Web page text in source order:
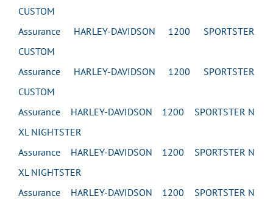
CUSTOM
Assurance HARLEY-DAVIDSON 1200 SPORTSTER
CUSTOM
Assurance HARLEY-DAVIDSON 1200 SPORTSTER
CUSTOM
Assurance HARLEY-DAVIDSON 1200 SPORTSTER N
XL NIGHTSTER
Assurance HARLEY-DAVIDSON 1200 SPORTSTER N
XL NIGHTSTER
Assurance HARLEY-DAVIDSON 1200 SPORTSTER N